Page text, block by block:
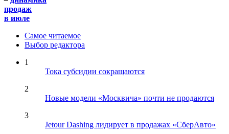
продаж
в июле
Самое читаемое
Выбор редактора
1
Тока субсидии сокращаются
2
Новые модели «Москвича» почти не продаются
3
Jetour Dashing лидирует в продажах «СберАвто»